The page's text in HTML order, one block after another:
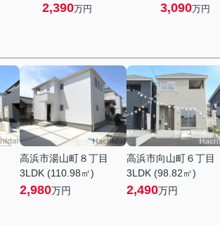
2,390万円 3,090万円
高浜市湯山町８丁目
3LDK (110.98㎡)
2,980万円
高浜市向山町６丁目
3LDK (98.82㎡)
2,490万円